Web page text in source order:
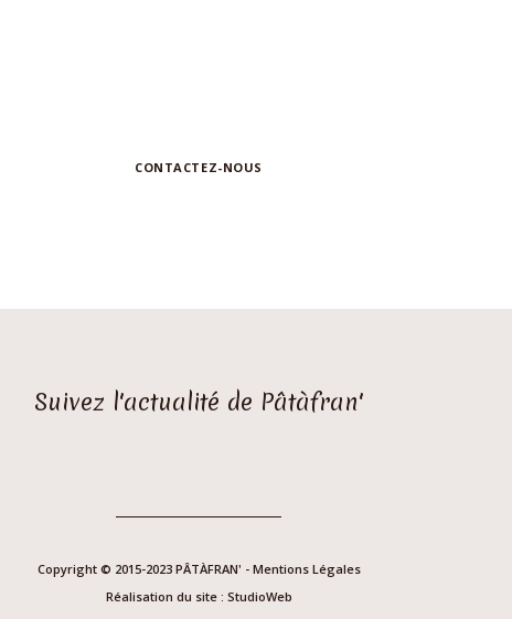
CONTACTEZ-NOUS
Suivez l'actualité de Pâtàfran'
Copyright © 2015-2023 PÂTÀFRAN' - Mentions Légales
Réalisation du site : StudioWeb